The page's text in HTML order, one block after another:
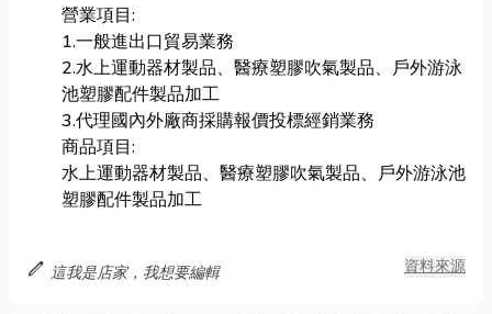
營業項目:
1.一般進出口貿易業務
2.水上運動器材製品、醫療塑膠吹氣製品、戶外游泳
池塑膠配件製品加工
3.代理國內外廠商採購報價投標經銷業務
商品項目:
水上運動器材製品、醫療塑膠吹氣製品、戶外游泳池
塑膠配件製品加工
edit 這我是店家，我想要編輯 資料來源